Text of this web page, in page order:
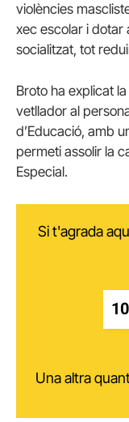
violències
xec escolar i dotar
socialitzat, tot
Broto ha explicat
vetllador al
d’Educació, amb
permeti assolir la
Especial.
Si t'agrada
Una altra